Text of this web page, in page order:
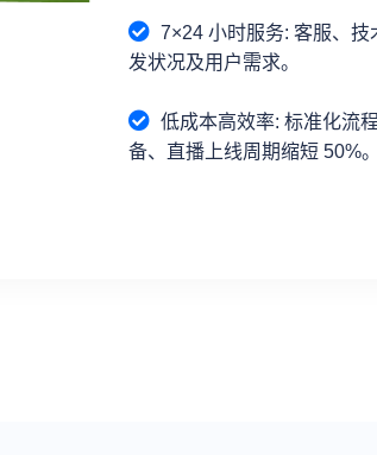
7×24 小时服务: 客服、
发状况及用户需求。
低成本高效率: 标准化流
备、直播上线周期缩短 50%